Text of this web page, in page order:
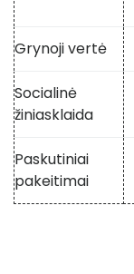
Grynoji vertė
Socialinė
žiniasklaida
Paskutiniai
pakeitimai